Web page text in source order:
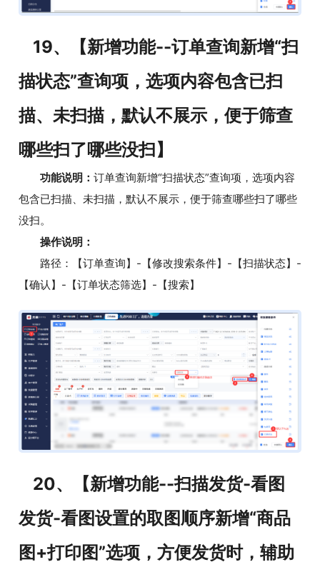
19、【新增功能--订单查询新增“扫
描状态”查询项，选项内容包含已扫
描、未扫描，默认不展示，便于筛查
哪些扫了哪些没扫】
功能说明： 订单查询新增“扫描状态”查询项，选项内容
包含已扫描、未扫描，默认不展示，便于筛查哪些扫了哪些
没扫。
操作说明：
路径：【订单查询】-【修改搜索条件】-【扫描状态】-
【确认】-【订单状态筛选】-【搜索】
20、【新增功能--扫描发货-看图
发货-看图设置的取图顺序新增“商品
图+打印图”选项，方便发货时，辅助